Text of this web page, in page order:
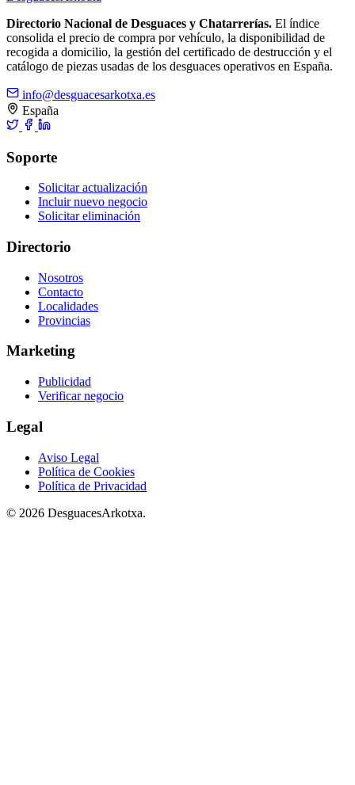
Directorio Nacional de Desguaces y Chatarrerías. El índice
consolida el precio de compra por vehículo, la disponibilidad de
recogida a domicilio, la gestión del certificado de destrucción y el
catálogo de piezas usadas de los desguaces operativos en España.
info@desguacesarkotxa.es
España
Soporte
Solicitar actualización
Incluir nuevo negocio
Solicitar eliminación
Directorio
Nosotros
Contacto
Localidades
Provincias
Marketing
Publicidad
Verificar negocio
Legal
Aviso Legal
Política de Cookies
Política de Privacidad
© 2026 DesguacesArkotxa.